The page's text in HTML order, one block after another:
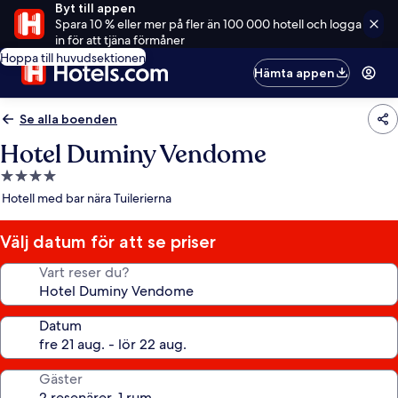
Byt till appen
Spara 10 % eller mer på fler än 100 000 hotell och logga
in för att tjäna förmåner
Hoppa till huvudsektionen
Hämta appen
Se alla boenden
Hotel Duminy Vendome
4.0-
stjärnigt
Hotell med bar nära Tuilerierna
Välj datum för att se priser
Vart reser du?
Datum
Gäster